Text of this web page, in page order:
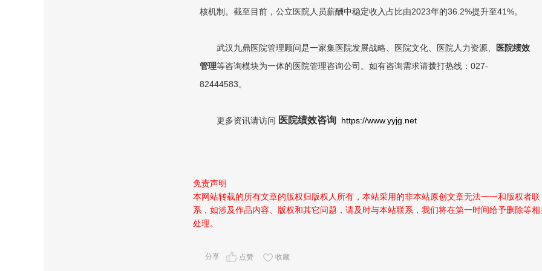
核机制。截至目前，公立医院人员薪酬中稳定收入占比由2023年的36.2%提升至41%。
武汉九鼎医院管理顾问是一家集医院发展战略、医院文化、医院人 力资源、
医院绩效
管理等咨询模块为一体的医院管理咨询公司。如有咨询需求请拨打热线：027-
82444583。
更多资讯请访问 医院绩效咨询 https://www.yyjg.net
免责声明
本网站转载的所有文章的版权归版权人所有，本站采用的非本站原创文章无法一一和版权者联
系，如涉及作品内容、版权和其它问题，请及时与本站联系，我们将在第一时间给予删除等相
处理。
分享 点赞 收藏